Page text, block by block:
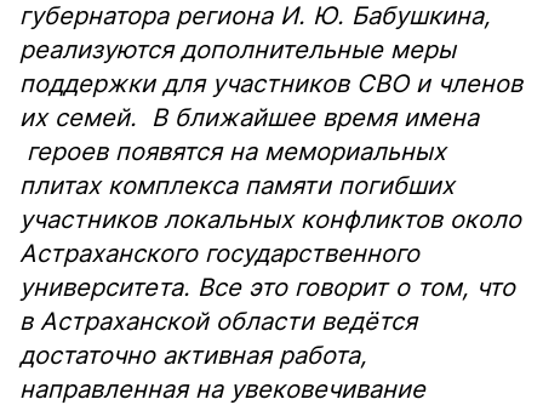
губернатора региона И. Ю. Бабушкина,
реализуются дополнительные меры
поддержки для участников СВО и членов
их семей. В ближайшее время имена
героев появятся на мемориальных
плитах комплекса памяти погибших
участников локальных конфликтов около
Астраханского государственного
университета. Все это говорит о том, что
в Астраханской области ведётся
достаточно активная работа,
направленная на увековечивание